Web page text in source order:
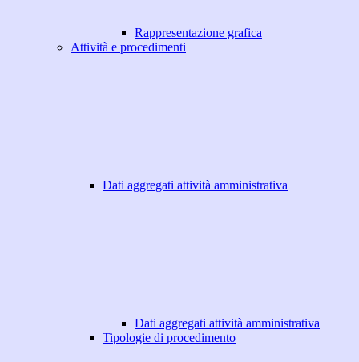
Rappresentazione grafica
Attività e procedimenti
Dati aggregati attività amministrativa
Dati aggregati attività amministrativa
Tipologie di procedimento